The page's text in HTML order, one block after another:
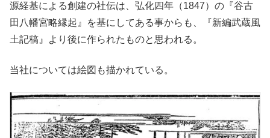
源経基による創建の社伝は、弘化四年（1847）の『谷古
田八幡宮略縁起』を基にしてある事からも、『新編武蔵風
土記稿』より後に作られたものと思われる。
当社については絵図も描かれている。